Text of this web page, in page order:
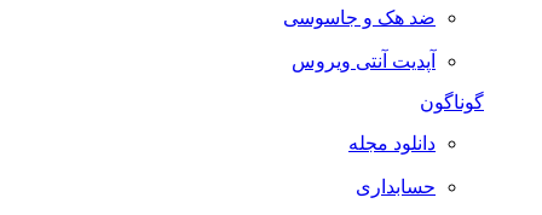
ضد هک و جاسوسی
آپدیت آنتی ویروس
گوناگون
دانلود مجله
حسابداری